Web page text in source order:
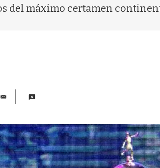
del máximo certamen
E
i
l